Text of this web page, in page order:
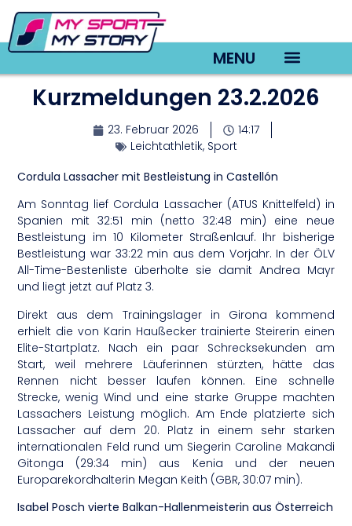
MENU
Kurzmeldungen 23.2.2026
23. Februar 2026
14:17
Leichtathletik, Sport
Cordula Lassacher mit Bestleistung in Castellón
Am Sonntag lief Cordula Lassacher (ATUS Knittelfeld) in
Spanien mit 32:51 min (netto 32:48 min) eine neue
Bestleistung im 10 Kilometer Straßenlauf. Ihr bisherige
Bestleistung war 33:22 min aus dem Vorjahr. In der ÖLV
All-Time-Bestenliste überholte sie damit Andrea Mayr
und liegt jetzt auf Platz 3.
Direkt aus dem Trainingslager in Girona kommend
erhielt die von Karin Haußecker trainierte Steirerin einen
Elite-Startplatz. Nach ein paar Schrecksekunden am
Start, weil mehrere Läuferinnen stürzten, hätte das
Rennen nicht besser laufen können. Eine schnelle
Strecke, wenig Wind und eine starke Gruppe machten
Lassachers Leistung möglich. Am Ende platzierte sich
Lassacher auf dem 20. Platz in einem sehr starken
internationalen Feld rund um Siegerin Caroline Makandi
Gitonga (29:34 min) aus Kenia und der neuen
Europarekordhalterin Megan Keith (GBR, 30:07 min).
Isabel Posch vierte Balkan-Hallenmeisterin aus Österreich